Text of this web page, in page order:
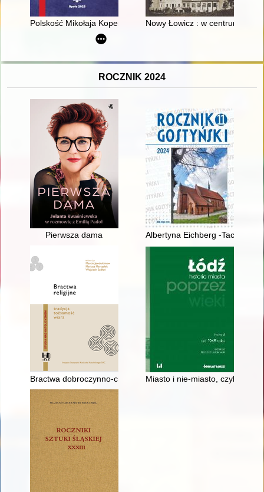
Polskość Mikołaja Kopernika z rodu ŚlązakaNowy Łowicz : w centrum
ROCZNIK 2024
Pierwsza dama Albertyna Eichberg -
Bractwa dobroczynno-charytatywne na ziemiach polskich do
Miasto i nie-miasto, czyli